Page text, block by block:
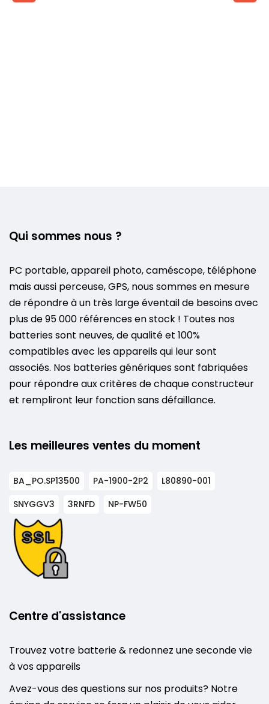
Qui sommes nous ?
PC portable, appareil photo, caméscope, téléphone
mais aussi perceuse, GPS, nous sommes en mesure
de répondre à un très large éventail de besoins avec
plus de 95 000 références en stock ! Toutes nos
batteries sont neuves, de qualité et 100%
compatibles avec les appareils qui leur sont
associés. Nos batteries génériques sont fabriquées
pour répondre aux critères de chaque constructeur
et rempliront leur fonction sans défaillance.
Les meilleures ventes du moment
BA_PO.SP13500 PA-1900-2P2
L80890-001
SNYGGV3
3RNFD NP-FW50
Centre d'assistance
Trouvez votre batterie & redonnez une seconde vie
à vos appareils
Avez-vous des questions sur nos produits? Notre